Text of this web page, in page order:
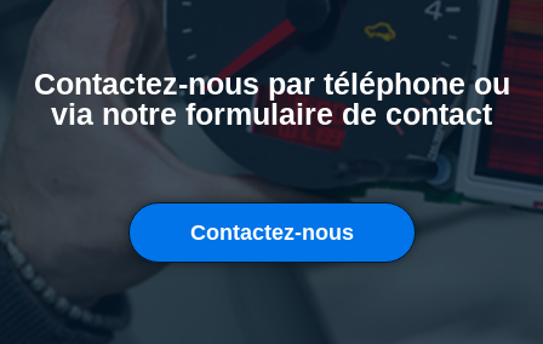
Contactez-nous par téléphone ou
via notre formulaire de contact
Contactez-nous